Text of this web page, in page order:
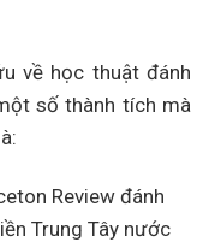
về học thuật đánh
số thành tích mà
Review đánh
Trung Tây nước